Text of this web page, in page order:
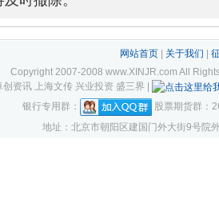
网站首页| 关于我们
Copyright 2007-2008 www.XINJR.com All
资讯 上海文传 兴业投资 盛三界 |
银行专用群：
股票期货群：
地址：北京市朝阳区建国门外大街9号院